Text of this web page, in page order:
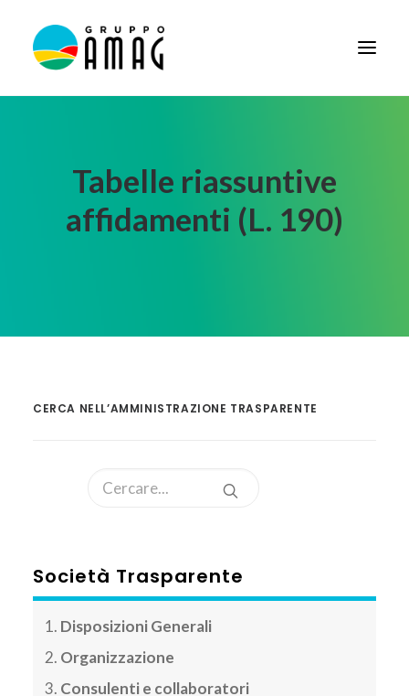
IL GRUPPO
BANDI E AVVISI
CONTATTI
Tabelle riassuntive
affidamenti (L. 190)
CERCA NELL’AMMINISTRAZIONE TRASPARENTE
Società Trasparente
Disposizioni Generali
Organizzazione
Consulenti e collaboratori